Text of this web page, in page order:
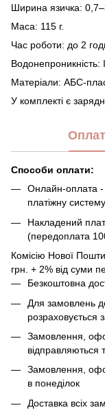
Ширина язичка:
Маса: 115 г.
Час роботи: до 2
Водонепроникність:
Матеріали: АБС-
У комплекті є
Способи оплати:
Онлайн-оплата -
платіжну
Накладений
(передоплата
Комісію Нової
грн. + 2% від суми
Безкоштовна
Для замовлень
Замовлення,
відправляються
Замовлення,
в понеділок
Доставка всіх